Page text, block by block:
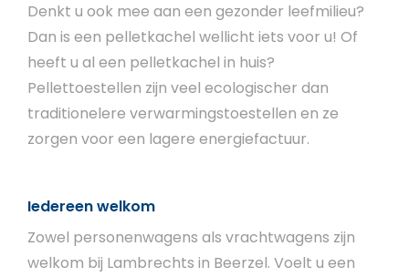
Denkt u ook mee aan een gezonder leefmilieu?
Dan is een pelletkachel wellicht iets voor u! Of
heeft u al een pelletkachel in huis?
Pellettoestellen zijn veel ecologischer dan
traditionelere verwarmingstoestellen en ze
zorgen voor een lagere energiefactuur.
Iedereen welkom
Zowel personenwagens als vrachtwagens zijn
welkom bij Lambrechts in Beerzel. Voelt u een